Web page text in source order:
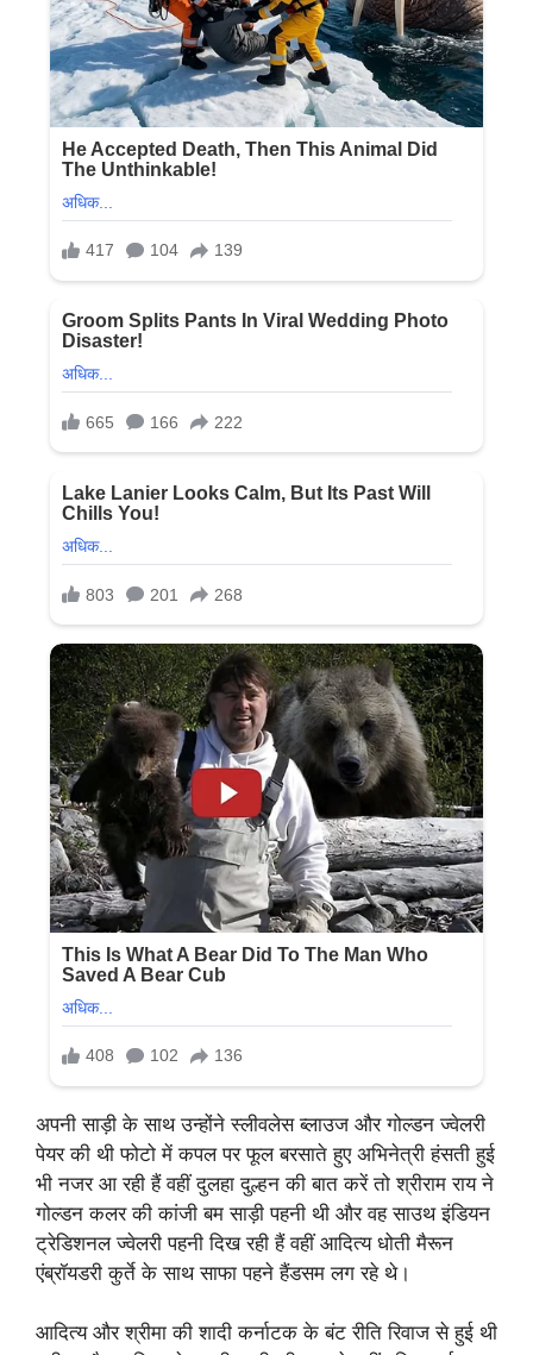
अपनी साड़ी के साथ उन्होंने स्लीवलेस ब्लाउज और गोल्डन ज्वेलरी
पेयर की थी फोटो में कपल पर फूल बरसाते हुए अभिनेत्री हंसती हुई
भी नजर आ रही हैं वहीं दुलहा दुल्हन की बात करें तो श्रीराम राय ने
गोल्डन कलर की कांजी बम साड़ी पहनी थी और वह साउथ इंडियन
ट्रेडिशनल ज्वेलरी पहनी दिख रही हैं वहीं आदित्य धोती मैरून
एंब्रॉयडरी कुर्ते के साथ साफा पहने हैंडसम लग रहे थे।
आदित्य और श्रीमा की शादी कर्नाटक के बंट रीति रिवाज से हुई थी